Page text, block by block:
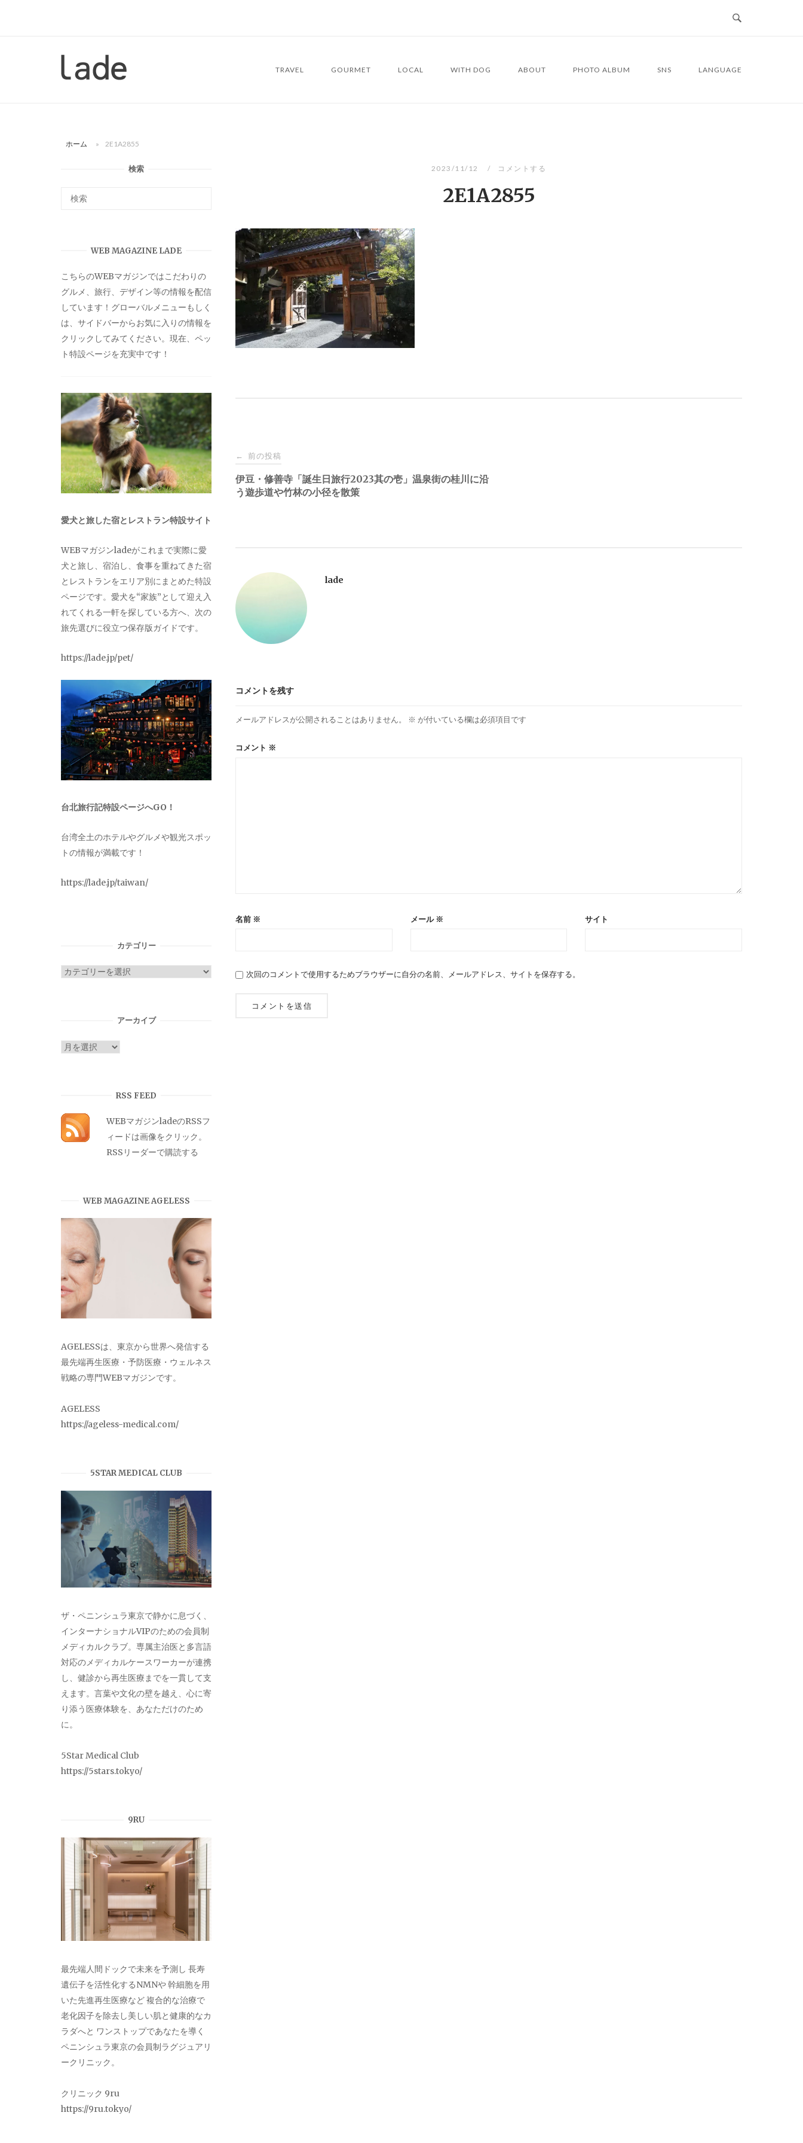
ー
TRAVEL GOURMET LOCAL WITH DOG ABOUT PHOTO ALBUM SNS LANGUAGE
ホーム » 2E1A2855
2023/11/12 コメントする
2E1A2855
投
稿
ゲ
ー
シ
ン
← 前の投稿
伊豆・修善寺「誕生日旅行2023其の壱」温泉街の桂川に沿
う遊歩道や竹林の小径を散策
lade
コメントを残す
メールアドレスが公開されることはありません。 ※ が付いている欄は必須項目です
コメント ※
名前 ※ メール ※ サイト
次回のコメントで使用するためブラウザーに自分の名前、メールアドレス、サイトを保存する。
検索
WEB MAGAZINE LADE
こちらのWEBマガジンではこだわりの
グルメ、旅行、デザイン等の情報を配信
しています！グローバルメニューもしく
は、サイドバーからお気に入りの情報を
クリックしてみてください。現在、ペッ
ト特設ページを充実中です！
愛犬と旅した宿とレストラン特設サイト
WEBマガジンladeがこれまで実際に愛
犬と旅し、宿泊し、食事を重ねてきた宿
とレストランをエリア別にまとめた特設
ページです。愛犬を“家族”として迎え入
れてくれる一軒を探している方へ、次の
旅先選びに役立つ保存版ガイドです。
https://lade.jp/pet/
台北旅行記特設ページへGO！
台湾全土のホテルやグルメや観光スポッ
トの情報が満載です！
https://lade.jp/taiwan/
カテゴリー
カ
アーカイブ
ア
RSS FEED
WEBマガジンladeのRSSフ
ィードは画像をクリック。
RSSリーダーで購読する
WEB MAGAZINE AGELESS
AGELESSは、東京から世界へ発信する
最先端再生医療・予防医療・ウェルネス
戦略の専門WEBマガジンです。
AGELESS
https://ageless-medical.com/
5STAR MEDICAL CLUB
ザ・ペニンシュラ東京で静かに息づく、
インターナショナルVIPのための会員制
メディカルクラブ。専属主治医と多言語
対応のメディカルケースワーカーが連携
し、健診から再生医療までを一貫して支
えます。言葉や文化の壁を越え、心に寄
り添う医療体験を、あなただけのため
に。
5Star Medical Club
https://5stars.tokyo/
9RU
最先端人間ドックで未来を予測し 長寿
遺伝子を活性化するNMNや 幹細胞を用
いた先進再生医療など 複合的な治療で
老化因子を除去し美しい肌と健康的なカ
ラダへと ワンストップであなたを導く
ペニンシュラ東京の会員制ラグジュアリ
ークリニック。
クリニック 9ru
https://9ru.tokyo/